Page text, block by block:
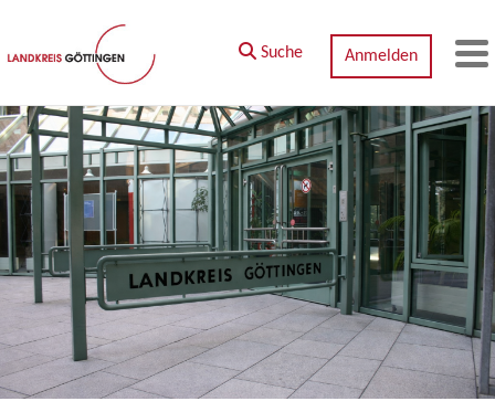
Zum Hauptinhalt springen
Suche Anmelden